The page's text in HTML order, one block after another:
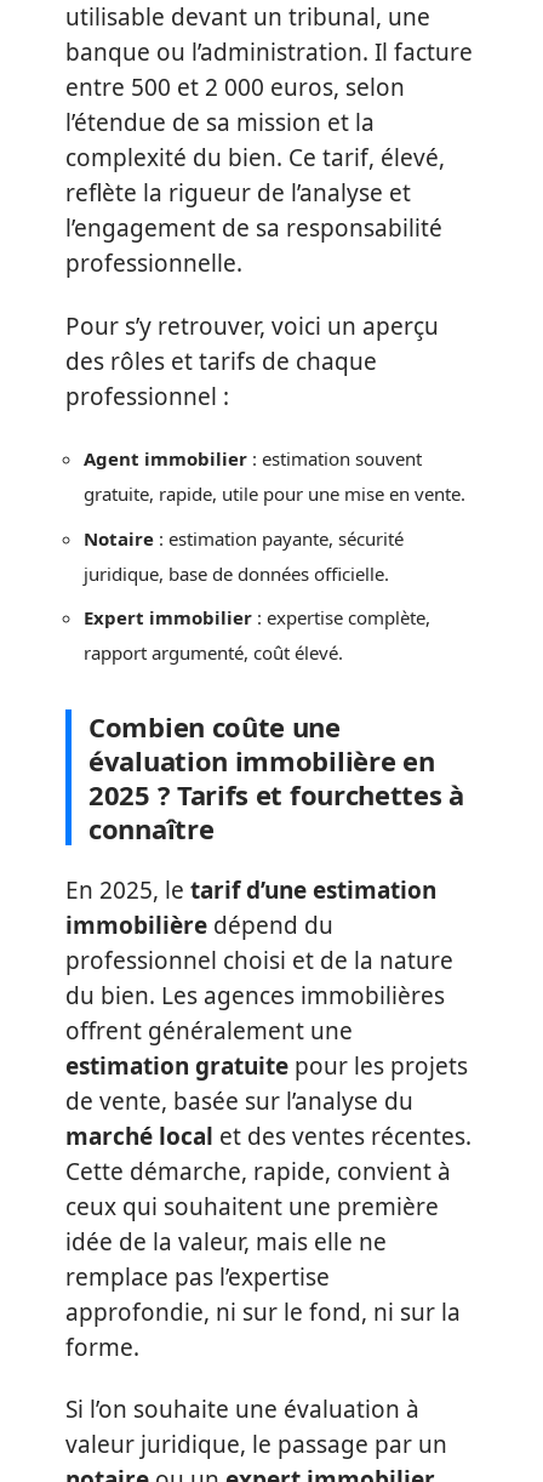
utilisable devant un tribunal, une
banque ou l’administration. Il facture
entre 500 et 2 000 euros, selon
l’étendue de sa mission et la
complexité du bien. Ce tarif, élevé,
reflète la rigueur de l’analyse et
l’engagement de sa responsabilité
professionnelle.
Pour s’y retrouver, voici un aperçu
des rôles et tarifs de chaque
professionnel :
Agent immobilier : estimation souvent
gratuite, rapide, utile pour une mise en vente.
Notaire : estimation payante, sécurité
juridique, base de données officielle.
Expert immobilier : expertise complète,
rapport argumenté, coût élevé.
Combien coûte une
évaluation immobilière en
2025 ? Tarifs et fourchettes à
connaître
En 2025, le tarif d’une estimation
immobilière dépend du
professionnel choisi et de la nature
du bien. Les agences immobilières
offrent généralement une
estimation gratuite pour les projets
de vente, basée sur l’analyse du
marché local et des ventes récentes.
Cette démarche, rapide, convient à
ceux qui souhaitent une première
idée de la valeur, mais elle ne
remplace pas l’expertise
approfondie, ni sur le fond, ni sur la
forme.
Si l’on souhaite une évaluation à
valeur juridique, le passage par un